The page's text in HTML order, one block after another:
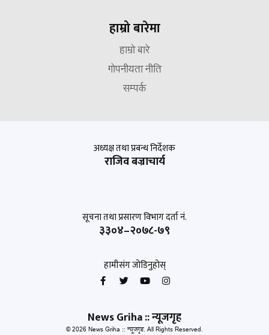
हाम्रो बारेमा
हाम्रो बारे
गोपनीयता नीति
सम्पर्क
News Griha :: न्यूजगृह
© 2026 News Griha :: न्यूजगृह. All Rights Reserved.
अध्यक्ष तथा प्रबन्ध निर्देशक
राजिव बज्राचार्य
सूचना तथा प्रसारण विभाग दर्ता नं.
३३०४–२०७८-७९
हामीसंग जोडिनुहोस्